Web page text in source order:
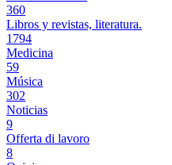
360
Libros y revistas, literatura.
1794
Medicina
59
Música
302
Noticias
9
Offerta di lavoro
8